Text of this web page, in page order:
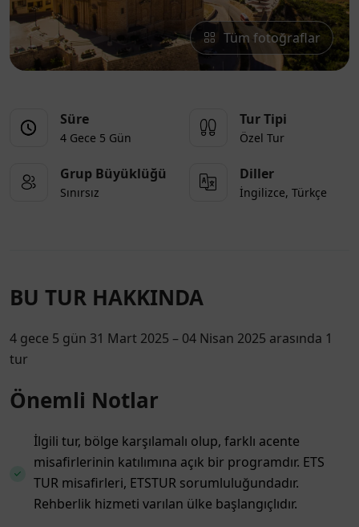
Tüm fotoğraflar
Süre
4 Gece 5 Gün
Tur Tipi
Özel Tur
Grup Büyüklüğü
Sınırsız
Diller
İngilizce, Türkçe
BU TUR HAKKINDA
4 gece 5 gün 31 Mart 2025 – 04 Nisan 2025 arasında 1
tur
Önemli Notlar
İlgili tur, bölge karşılamalı olup, farklı acente
misafirlerinin katılımına açık bir programdır. ETS
TUR misafirleri, ETSTUR sorumluluğundadır.
Rehberlik hizmeti varılan ülke başlangıçlıdır.